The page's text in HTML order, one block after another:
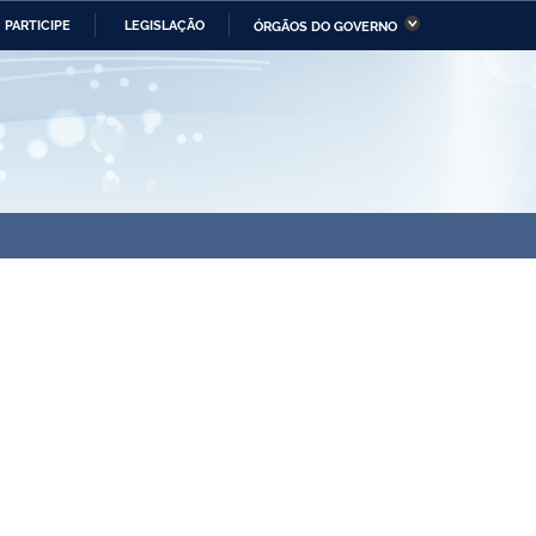
PARTICIPE LEGISLAÇÃO ÓRGÃOS DO GOVERNO
da Economia Ministério da Infraestrutura